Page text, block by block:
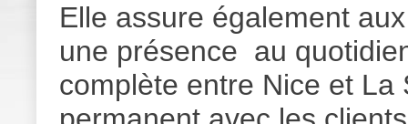
Elle assure également
une présence au
complète entre Nice et La